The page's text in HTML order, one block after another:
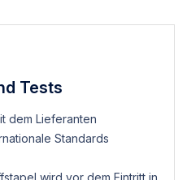
Tests
dem Lieferanten
Standards